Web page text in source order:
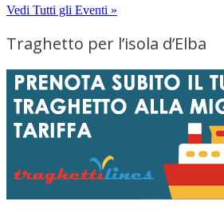
Vedi Tutti gli Eventi »
Traghetto per l’isola d’Elba